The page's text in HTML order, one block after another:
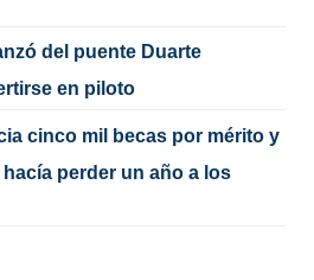
del puente Duarte
en piloto
cinco mil becas por mérito y
perder un año a los